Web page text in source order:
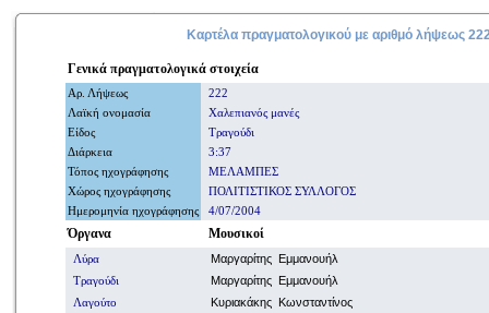
Καρτέλα πραγματολογικού με αριθμόλήψεως
Γενικά πραγματολογικά στοιχεία
Αρ. Λήψεως
222
Λαϊκή ονομασία
Χαλεπιανός μανές
Είδος
Τραγούδι
Διάρκεια
3:37
Τόπος ηχογράφησης
ΜΕΛΑΜΠΕΣ
Χώρος ηχογράφησης
ΠΟΛΙΤΙΣΤΙΚΟΣ ΣΥΛΛΟΓΟΣ
Ημερομηνία ηχογράφησης 4/07/2004
Όργανα Μουσικοί
Λύρα
Μαργαρίτης Εμμανουήλ
Τραγούδι
Μαργαρίτης Εμμανουήλ
Λαγούτο
Κυριακάκης Κωνσταντίνος